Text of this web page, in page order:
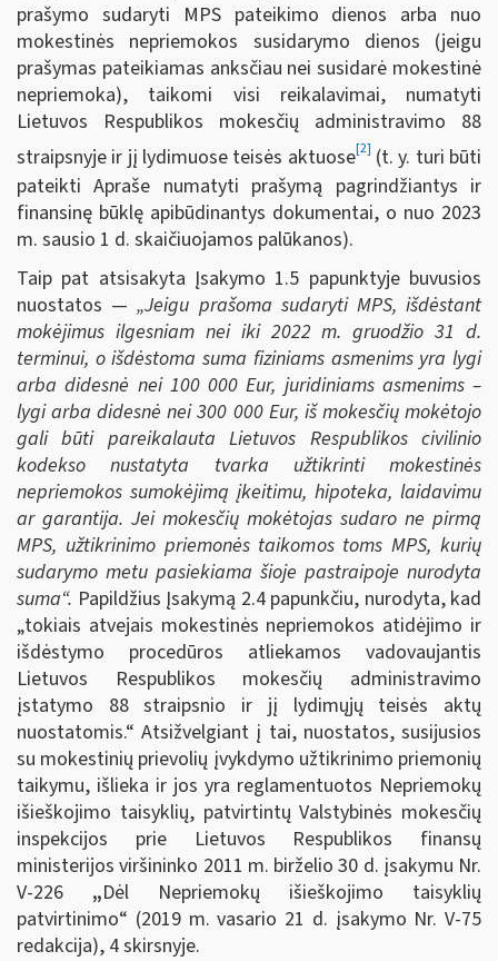
prašymo sudaryti MPS pateikimo dienos arba nuo
mokestinės nepriemokos susidarymo dienos (jeigu
prašymas pateikiamas anksčiau nei susidarė mokestinė
nepriemoka), taikomi visi reikalavimai, numatyti
Lietuvos Respublikos mokesčių administravimo 88
straipsnyje ir jį lydimuose teisės aktuose[2] (t. y. turi būti
pateikti Apraše numatyti prašymą pagrindžiantys ir
finansinę būklę apibūdinantys dokumentai, o nuo 2023
m. sausio 1 d. skaičiuojamos palūkanos).
Taip pat atsisakyta Įsakymo 1.5 papunktyje buvusios
nuostatos —„Jeigu prašoma sudaryti MPS, išdėstant
mokėjimus ilgesniam nei iki 2022 m. gruodžio 31 d.
terminui, o išdėstoma suma fiziniams asmenims yra lygi
arba didesnė nei 100 000 Eur, juridiniams asmenims –
lygi arba didesnė nei 300 000 Eur, iš mokesčių mokėtojo
gali būti pareikalauta Lietuvos Respublikos civilinio
kodekso nustatyta tvarka užtikrinti mokestinės
nepriemokos sumokėjimą įkeitimu, hipoteka, laidavimu
ar garantija. Jei mokesčių mokėtojas sudaro ne pirmą
MPS, užtikrinimo priemonės taikomos toms MPS, kurių
sudarymo metu pasiekiama šioje pastraipoje nurodyta
suma“. Papildžius Įsakymą 2.4 papunkčiu, nurodyta, kad
„tokiais atvejais mokestinės nepriemokos atidėjimo ir
išdėstymo procedūros atliekamos vadovaujantis
Lietuvos Respublikos mokesčių administravimo
įstatymo 88 straipsnio ir jį lydimųjų teisės aktų
nuostatomis.“ Atsižvelgiant į tai, nuostatos, susijusios
su mokestinių prievolių įvykdymo užtikrinimo priemonių
taikymu, išlieka ir jos yra reglamentuotos Nepriemokų
išieškojimo taisyklių, patvirtintų Valstybinės mokesčių
inspekcijos prie Lietuvos Respublikos finansų
ministerijos viršininko 2011 m. birželio 30 d. įsakymu Nr.
V-226 „Dėl Nepriemokų išieškojimo taisyklių
patvirtinimo“ (2019 m. vasario 21 d. įsakymo Nr. V-75
redakcija), 4 skirsnyje.